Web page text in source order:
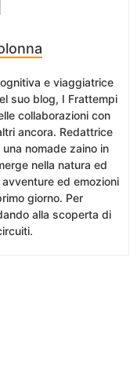
e viaggiatrice
suo blog, I Frattempi
collaborazioni con
ancora. Redattrice
nomade zaino in
nella natura ed
ed emozioni
giorno. Per
alla scoperta di